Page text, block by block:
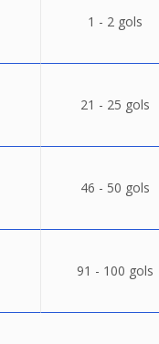
1 - 2 gols
21 - 25 gols
46 - 50 gols
91 - 100 gols